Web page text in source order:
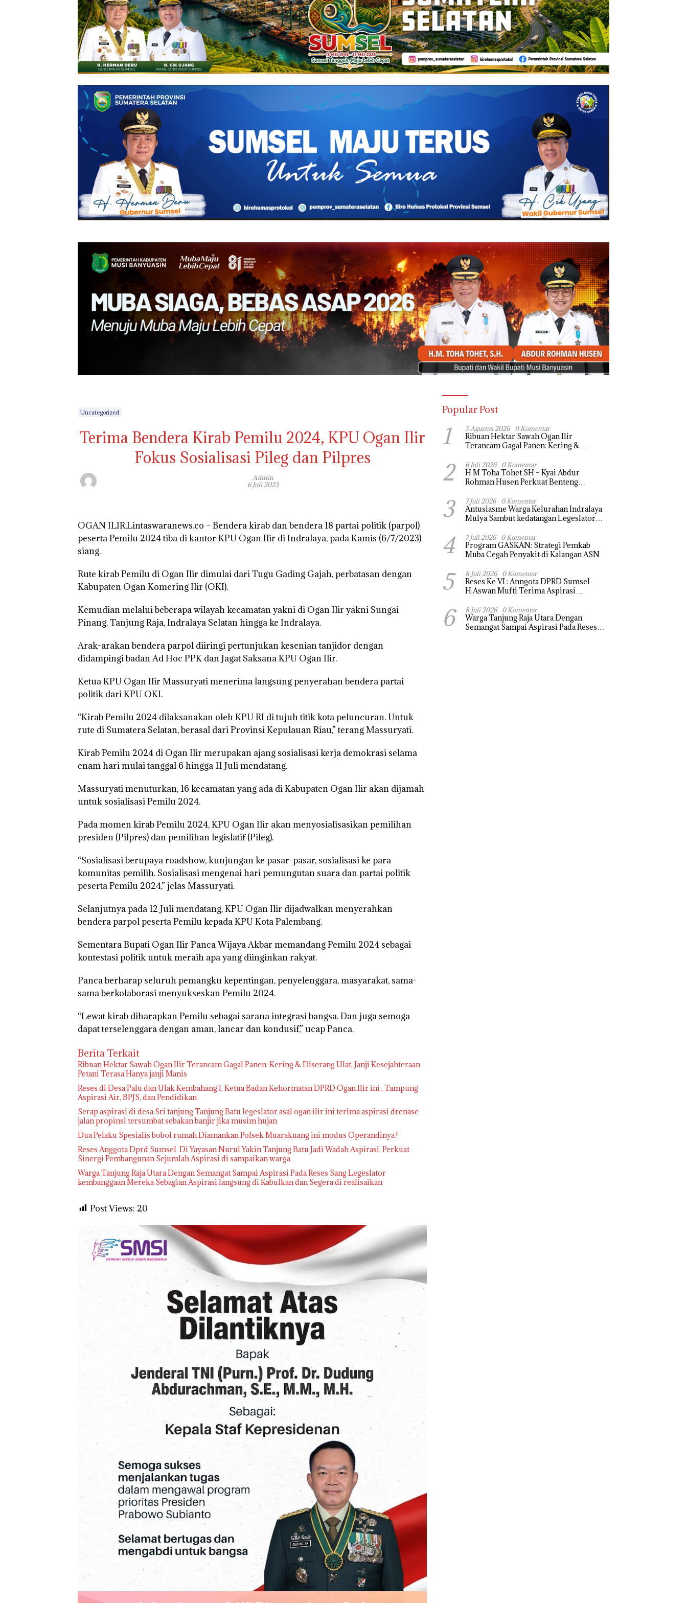
Uncategorized
Terima Bendera Kirab Pemilu 2024, KPU Ogan Ilir
Fokus Sosialisasi Pileg dan Pilpres
Admin
6 Juli 2023
OGAN ILIR,Lintaswaranews.co – Bendera kirab dan bendera 18 partai politik (parpol)
peserta Pemilu 2024 tiba di kantor KPU Ogan Ilir di Indralaya, pada Kamis (6/7/2023)
siang.
Rute kirab Pemilu di Ogan Ilir dimulai dari Tugu Gading Gajah, perbatasan dengan
Kabupaten Ogan Komering Ilir (OKI).
Kemudian melalui beberapa wilayah kecamatan yakni di Ogan Ilir yakni Sungai
Pinang, Tanjung Raja, Indralaya Selatan hingga ke Indralaya.
Arak-arakan bendera parpol diiringi pertunjukan kesenian tanjidor dengan
didampingi badan Ad Hoc PPK dan Jagat Saksana KPU Ogan Ilir.
Ketua KPU Ogan Ilir Massuryati menerima langsung penyerahan bendera partai
politik dari KPU OKI.
“Kirab Pemilu 2024 dilaksanakan oleh KPU RI di tujuh titik kota peluncuran. Untuk
rute di Sumatera Selatan, berasal dari Provinsi Kepulauan Riau,” terang Massuryati.
Kirab Pemilu 2024 di Ogan Ilir merupakan ajang sosialisasi kerja demokrasi selama
enam hari mulai tanggal 6 hingga 11 Juli mendatang.
Massuryati menuturkan, 16 kecamatan yang ada di Kabupaten Ogan Ilir akan dijamah
untuk sosialisasi Pemilu 2024.
Pada momen kirab Pemilu 2024, KPU Ogan Ilir akan menyosialisasikan pemilihan
presiden (Pilpres) dan pemilihan legislatif (Pileg).
“Sosialisasi berupaya roadshow, kunjungan ke pasar-pasar, sosialisasi ke para
komunitas pemilih. Sosialisasi mengenai hari pemungutan suara dan partai politik
peserta Pemilu 2024,” jelas Massuryati.
Selanjutnya pada 12 Juli mendatang, KPU Ogan Ilir dijadwalkan menyerahkan
bendera parpol peserta Pemilu kepada KPU Kota Palembang.
Sementara Bupati Ogan Ilir Panca Wijaya Akbar memandang Pemilu 2024 sebagai
kontestasi politik untuk meraih apa yang diinginkan rakyat.
Panca berharap seluruh pemangku kepentingan, penyelenggara, masyarakat, sama-
sama berkolaborasi menyukseskan Pemilu 2024.
“Lewat kirab diharapkan Pemilu sebagai sarana integrasi bangsa. Dan juga semoga
dapat terselenggara dengan aman, lancar dan kondusif,” ucap Panca.
Berita Terkait
Ribuan Hektar Sawah Ogan Ilir Terancam Gagal Panen: Kering & Diserang Ulat, Janji Kesejahteraan
Reses di Desa Palu dan Ulak Kembahang I, Ketua Badan Kehormatan DPRD Ogan Ilir ini , Tampung
Aspirasi Air, BPJS, dan Pendidikan
Serap aspirasi di desa Sri tanjung Tanjung Batu legeslator asal ogan ilir ini terima aspirasi drenase
jalan propinsi tersumbat sebakan banjir jika musim hujan
Dua Pelaku Spesialis bobol rumah Diamankan Polsek Muarakuang ini modus Operandinya !
Reses Anggota Dprd Sumsel Di Yayasan Nurul Yakin Tanjung Batu Jadi Wadah Aspirasi, Perkuat
Sinergi Pembangunan Sejumlah Aspirasi di sampaikan warga
Warga Tanjung Raja Utara Dengan Semangat Sampai Aspirasi Pada Reses Sang Legeslator
kembanggaan Mereka Sebagian Aspirasi langsung di Kabulkan dan Segera di realisaikan
Post Views: 20
Popular Post
1 5 Agustus 2026 0 Komentar
Ribuan Hektar Sawah Ogan Ilir
Terancam Gagal Panen: Kering &
2 6 Juli 2026 0 Komentar
H M Toha Tohet SH – Kyai Abdur
Rohman Husen Perkuat Benteng
3 7 Juli 2026 0 Komentar
Antusiasme Warga Kelurahan Indralaya
Mulya Sambut kedatangan Legeslator
dengan Harapan dapat di perjuangkan
4 7 Juli 2026 0 Komentar
Program GASKAN: Strategi Pemkab
Muba Cegah Penyakit di Kalangan ASN
5 8 Juli 2026 0 Komentar
Reses Ke VI : Anngota DPRD Sumsel
H.Aswan Mufti Terima Aspirasi
tanjung raja yang sempat di ubah, ini
tanggapanya !
6 8 Juli 2026 0 Komentar
Warga Tanjung Raja Utara Dengan
Semangat Sampai Aspirasi Pada Reses